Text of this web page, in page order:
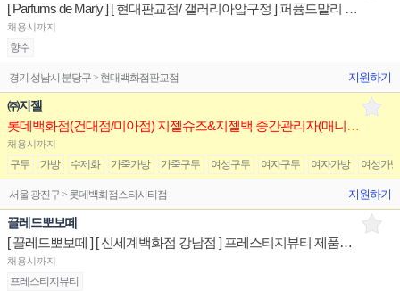
[ Parfums de Marly ] [ 현대판교점/ 갤러리아압구정 ] 퍼퓸드말리 세일즈리스트 매장판매사원
채용시까지
향수
경기 성남시 분당구 > 현대백화점판교점 지원하기
㈜지젤
롯데백화점(건대점/미아점) 지젤슈즈&지젤백 중간관리자(매니저) 구인합니다
채용시까지
구두 가방 수제화 가죽가방 가죽구두 여성구두 여자구두 여자가방 여성가방
서울 광진구 > 롯데백화점스타시티점 지원하기
끌레드뽀보떼
[ 끌레드뽀보떼 ] [ 신세계백화점 강남점 ] 프레스티지뷰티 제품디스플레이 매장판매사원
채용시까지
프레스티지뷰티